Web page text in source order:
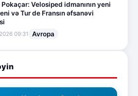
Velosiped idmanının yeni
və Tur de Fransın əfsanəvi
09:31 Avropa